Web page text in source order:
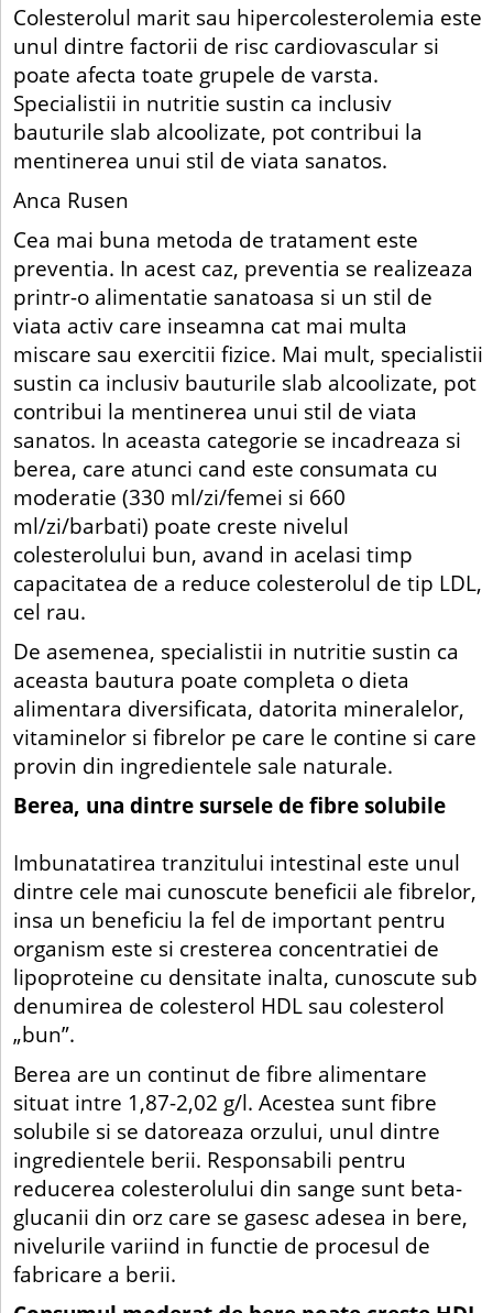
Colesterolul marit sau hipercolesterolemia este
unul dintre factorii de risc cardiovascular si
poate afecta toate grupele de varsta.
Specialistii in nutritie sustin ca inclusiv
bauturile slab alcoolizate, pot contribui la
mentinerea unui stil de viata sanatos.
Anca Rusen
Cea mai buna metoda de tratament este
preventia. In acest caz, preventia se realizeaza
printr-o alimentatie sanatoasa si un stil de
viata activ care inseamna cat mai multa
miscare sau exercitii fizice. Mai mult, specialistii
sustin ca inclusiv bauturile slab alcoolizate, pot
contribui la mentinerea unui stil de viata
sanatos. In aceasta categorie se incadreaza si
berea, care atunci cand este consumata cu
moderatie (330 ml/zi/femei si 660
ml/zi/barbati) poate creste nivelul
colesterolului bun, avand in acelasi timp
capacitatea de a reduce colesterolul de tip LDL,
cel rau.
De asemenea, specialistii in nutritie sustin ca
aceasta bautura poate completa o dieta
alimentara diversificata, datorita mineralelor,
vitaminelor si fibrelor pe care le contine si care
provin din ingredientele sale naturale.
Berea, una dintre sursele de fibre solubile
Imbunatatirea tranzitului intestinal este unul
dintre cele mai cunoscute beneficii ale fibrelor,
insa un beneficiu la fel de important pentru
organism este si cresterea concentratiei de
lipoproteine cu densitate inalta, cunoscute sub
denumirea de colesterol HDL sau colesterol
„bun”.
Berea are un continut de fibre alimentare
situat intre 1,87-2,02 g/l. Acestea sunt fibre
solubile si se datoreaza orzului, unul dintre
ingredientele berii. Responsabili pentru
reducerea colesterolului din sange sunt beta-
glucanii din orz care se gasesc adesea in bere,
nivelurile variind in functie de procesul de
fabricare a berii.